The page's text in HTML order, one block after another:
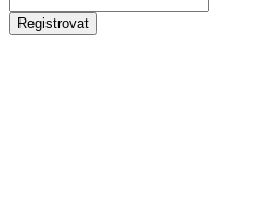
Registrovat